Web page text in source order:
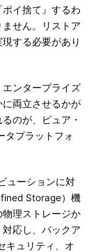
イ捨て』するわ
せん。リストア
する必要があり
ンタープライズ
両立させるかが
のが、ピュア・
タプラットフォ
ューションに対
Storage）機
理ストレージか
応し、バックア
キュリティ、オ